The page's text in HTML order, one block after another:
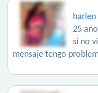
harlen
25
si no
mensaje tengo